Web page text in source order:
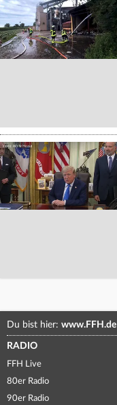
Du bist hier: www.FFH.de
RADIO
FFH Live
80er Radio
90er Radio